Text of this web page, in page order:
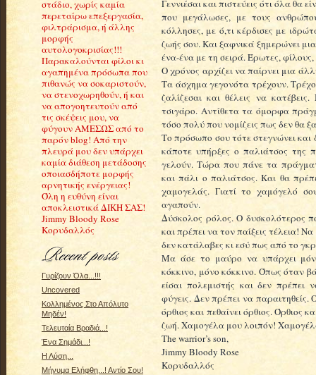
στάδιο, χωρίς καμία
περεταίρω επεξεργασία,
φιλτράρισμα, ή άλλης
μορφής
αυτολογοκρισίας!!!
Παρακαλούνται φίλοι κι
αγαπημένα πρόσωπα που
πιθανώς να σοκαριστούν,
να στενοχωρηθούν, ή και
να απογοητευτούν από
τις σκέψεις μου, να
φύγουν ΑΜΕΣΩΣ από το
παρόν blog! Από την
πλευρά μου δεν υπάρχει
καμία διάθεση μετάδοσης
οποιασδήποτε μορφής
αρνητικής ενέργειας!
Όλη η ευθύνη είναι
αποκλειστικά ΔΙΚΗ ΣΑΣ!
Jimmy Bloody Rose
Κορυδαλλός
Γυρίζουν Όλα...!!!
Uncovered
Κολλημένος Στο Απόλυτο
Μηδέν!
Τελευταία Βραδιά...!
Ένα Σημάδι...!
Η Λύση...
Μήνυμα Ελήφθη...! Αντίο Σου!
Γεννιέσαι και πιστεύεις ότι όλα
που μεγάλωσες, με τους
κόλλησες, με ό,τι κέρδισες με
ζωής σου. Και ξαφνικά ξημερώνει
ένα-ένα με τη σειρά. Έρωτες,
Ο χρόνος αρχίζει να παίρνει μια
Τα άσχημα γεγονότα τρέχουν.
ζαλίζεσαι και θέλεις να
τσιγάρο. Αντίθετα τα όμορφα
τόσο πολύ που νομίζεις πως δεν θα
Το πρόσωπο σου τότε στεγνώνει
κάποτε υπήρξες ο παλιάτσος της
γελούν. Τώρα που πάνε τα
και πάλι ο παλιάτσος. Και θα
χαμογελάς. Γιατί το χαμόγελό
αγαπούν.
Δύσκολος ρόλος. Ο δυσκολότερος
και πρέπει να τον παίξεις τέλεια!
δεν κατάλαβες κι εσύ πως από το
Μα άσε το μαύρο να υπάρχει
κόκκινο, μόνο κόκκινο. Όπως όταν
είσαι πολεμιστής και δεν
φύγεις. Δεν πρέπει να παραιτηθείς.
όρθιος και πεθαίνει όρθιος. Όρθιος
ζωή. Χαμογέλα μου λοιπόν!
The warrior’s son,
Jimmy Bloody Rose
Κορυδαλλός